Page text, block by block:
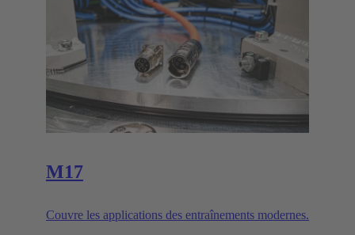
M17
Couvre les applications des entraînements modernes.